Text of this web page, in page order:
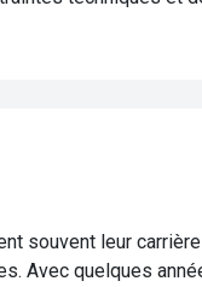
souvent leur
Avec quelques